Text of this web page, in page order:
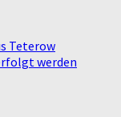
Teterow
werden